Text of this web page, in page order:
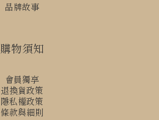
品牌故事
購物須知
會員獨享
退換貨政策
隱私權政策
條款與細則